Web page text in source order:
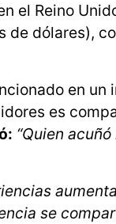
el Reino
dólares),
en un
es
“Quien
se